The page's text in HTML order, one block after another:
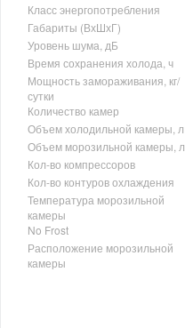
Класс энергопотребления
Габариты (ВхШхГ)
Уровень шума, дБ
Время сохранения холода, ч
Мощность замораживания, кг/
сутки
Количество камер
Объем холодильной камеры, л
Объем морозильной камеры, л
Кол-во компрессоров
Кол-во контуров охлаждения
Температура морозильной
камеры
No Frost
Расположение морозильной
камеры